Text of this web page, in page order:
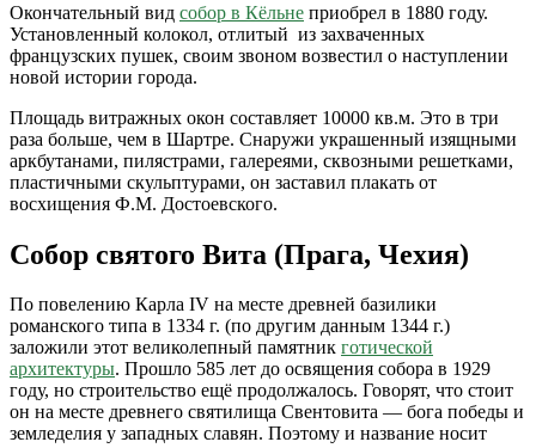
Окончательный вид собор в Кёльне приобрел в 1880 году.
Установленный колокол, отлитый из захваченных
французских пушек, своим звоном возвестил о наступлении
новой истории города.
Площадь витражных окон составляет 10000 кв.м. Это в три
раза больше, чем в Шартре. Снаружи украшенный изящными
аркбутанами, пилястрами, галереями, сквозными решетками,
пластичными скульптурами, он заставил плакать от
восхищения Ф.М. Достоевского.
Собор святого Вита (Прага, Чехия)
По повелению Карла IV на месте древней базилики
романского типа в 1334 г. (по другим данным 1344 г.)
заложили этот великолепный памятник готической
архитектуры. Прошло 585 лет до освящения собора в 1929
году, но строительство ещё продолжалось. Говорят, что стоит
он на месте древнего святилища Свентовита — бога победы и
земледелия у западных славян. Поэтому и название носит